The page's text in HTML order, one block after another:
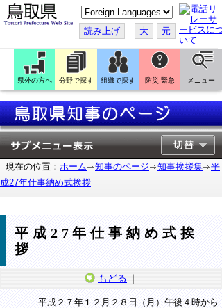
こ
の
ペ
ー
ジ
翻
訳
す
る
読み上げ 大 元
県外の方へ 分野で探す 組織で探す 防災 緊急 メニュー
現在の位置： ホーム 知事のページ 知事挨拶集
平
成27年仕事納め式挨拶
平成27年仕事納め式挨
拶
もどる ｜
平成２７年１２月２８日（月）午後４時から